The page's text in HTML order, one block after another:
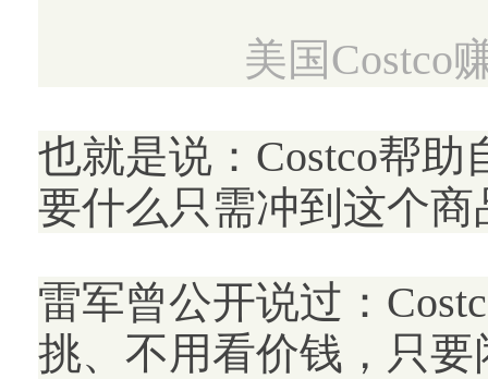
美国Costco
也就是说：Costco帮
要什么只需冲到这个
雷军曾公开说过：
挑、不用看价钱，只